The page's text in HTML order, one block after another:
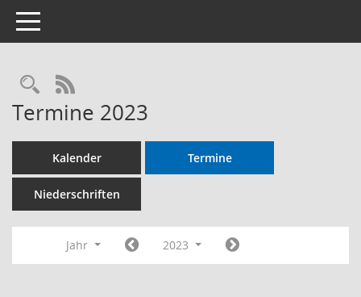
Toggle navigation
RSS-Feed
Termine 2023
Kalender Termine
Niederschriften
Jahr 2023